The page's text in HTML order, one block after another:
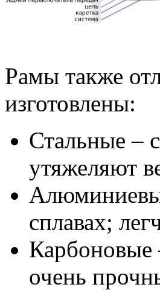
Рамы также
изготовлены:
Стальные –
утяжеляют
сплавах;
Карбоновые
очень